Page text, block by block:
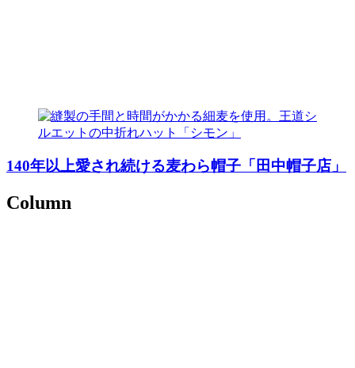
140年以上愛され続ける麦わら帽子「田中帽子店」
Column